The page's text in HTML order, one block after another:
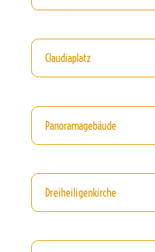
Claudiaplatz
Panoramagebäude
Dreiheiligenkirche